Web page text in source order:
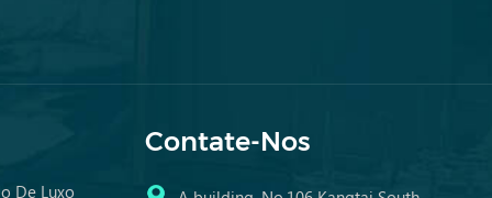
De Luxo
Contate-Nos